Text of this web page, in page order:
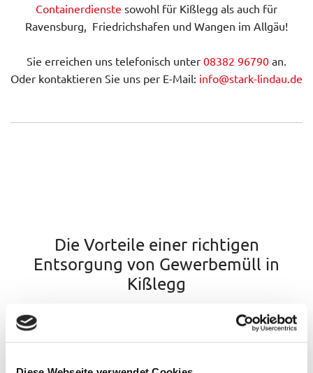
Containerdienste sowohl für Kißlegg als auch für
Ravensburg, Friedrichshafen und Wangen im Allgäu!
Sie erreichen uns telefonisch unter 08382 96790 an.
Oder kontaktieren Sie uns per E-Mail: info@stark-lindau.de
Die Vorteile einer richtigen
Entsorgung von Gewerbemüll in
Kißlegg
In Ihrem Betrieb nehmen Sie, beziehungsweise Ihre
Mitarbeiterinnen und Mitarbeiter, eine
Vorsortierungvor,
Wenn das nicht vollständig möglich ist, kümmern wir uns